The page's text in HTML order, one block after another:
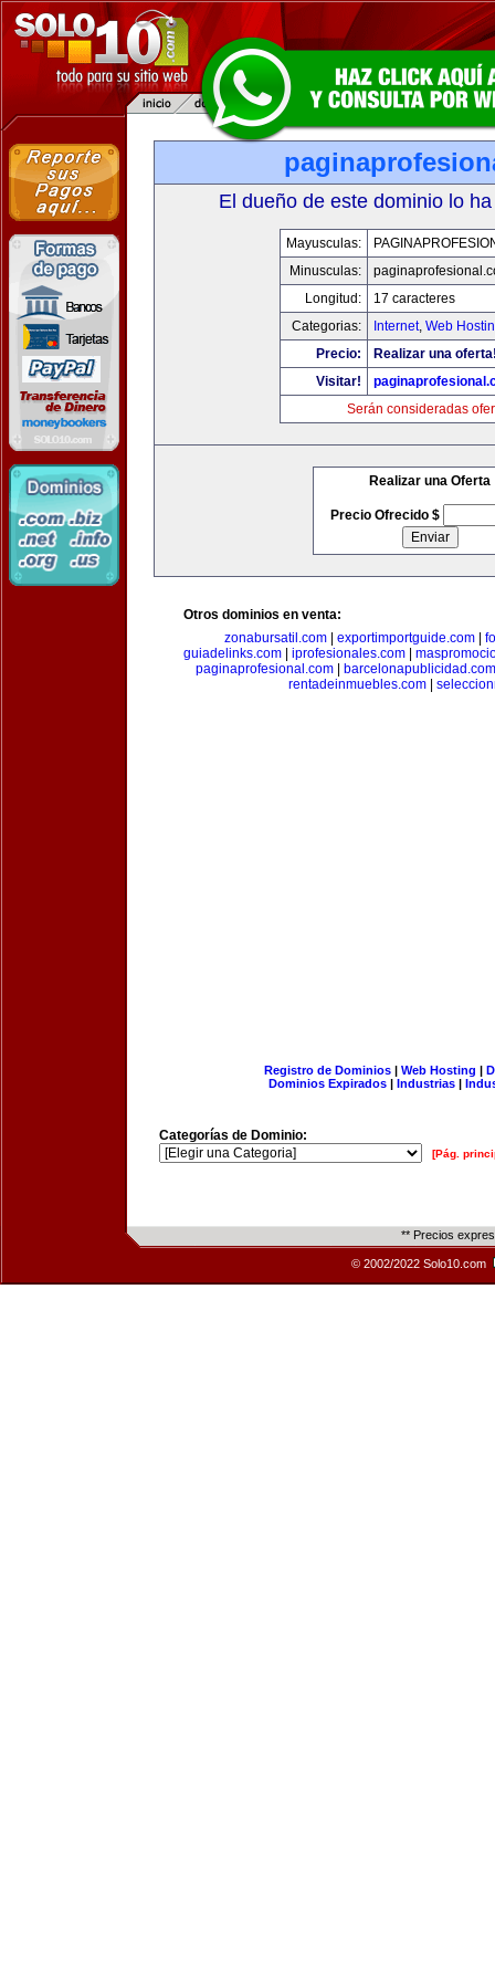
El dueño de este dominio lo
Mayusculas:
Minusculas:
Longitud:
17 caracteres
Categorias:
Internet, Web
Precio:
Realizar una
Visitar!
Serán consideradas
Realizar una Oferta
Precio Ofrecido $
Otros dominios en venta:
zonabursatil.com
exportimportguide.com
guiadelinks.com
iprofesionales.com
paginaprofesional.com|
barcelonapublicidad.com
rentadeinmuebles.com|
Registro de Dominios| Web Hosting |
Dominios Expirados | Industrias |
Categorías de Dominio:
[Pág.
** Precios
© 2002/2022 Solo10.com